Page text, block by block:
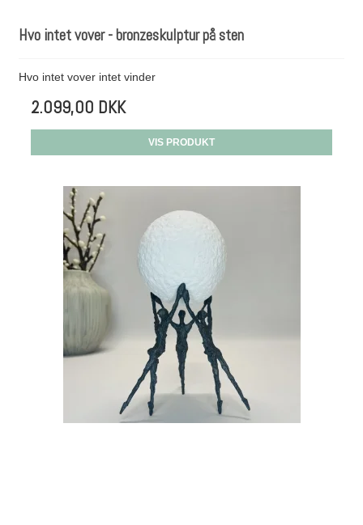
Hvo intet vover - bronzeskulptur på sten
Hvo intet vover intet vinder
2.099,00 DKK
VIS PRODUKT